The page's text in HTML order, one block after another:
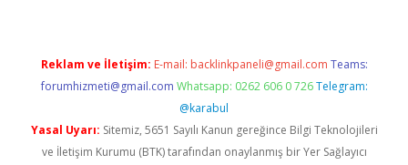
Reklam ve İletişim: E-mail: backlinkpaneli@gmail.com Teams:
forumhizmeti@gmail.com Whatsapp: 0262 606 0 726 Telegram:
@karabul
Yasal Uyarı: Sitemiz, 5651 Sayılı Kanun gereğince Bilgi Teknolojileri
ve İletişim Kurumu (BTK) tarafından onaylanmış bir Yer Sağlayıcı